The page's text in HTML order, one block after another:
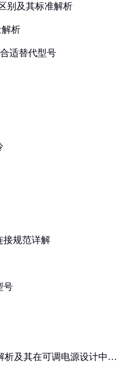
别及其标准解析
解析
适替代型号
接规范详解
号
析及其在可调电源设计中的